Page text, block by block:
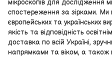
мікроскопів для дослідження
спостереження за зірками. Ми
європейських та українських
якість та відповідність
доставка по всій Україні,
напрямками та віком, а також